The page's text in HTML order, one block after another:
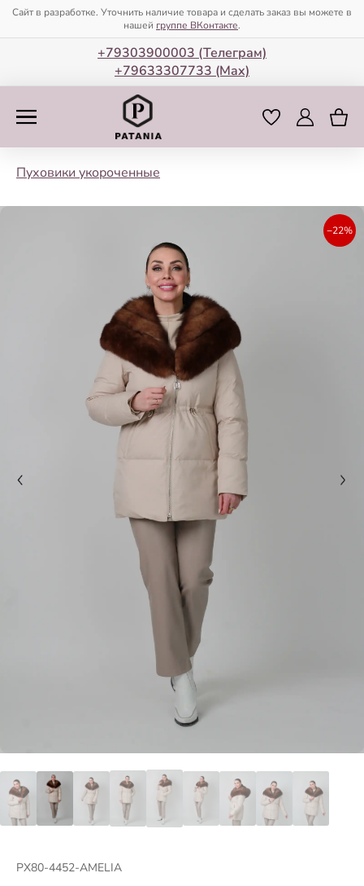
Сайт в разработке. Уточнить наличие товара и сделать заказ вы можете в
нашей группе ВКонтакте.
+79303900003 (Телеграм)
+79633307733 (Мax)
Пуховики укороченные
−22%
PX80-4452-AMELIA